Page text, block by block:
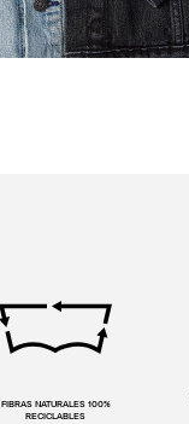
FIBRAS NATURALES 100%
RECICLABLES